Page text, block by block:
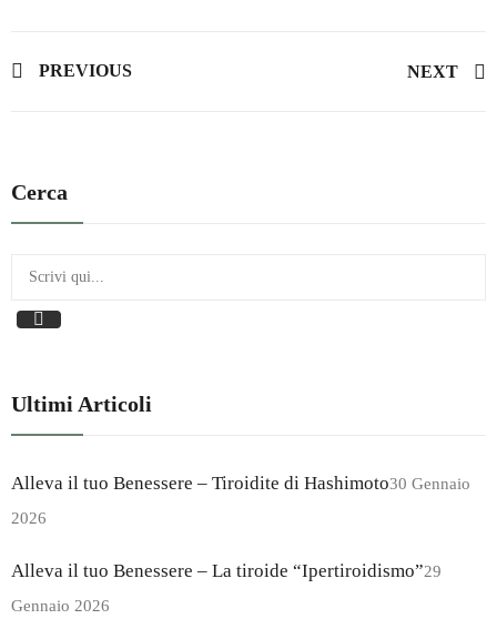
PREVIOUS NEXT
Cerca
Ultimi Articoli
Alleva il tuo Benessere – Tiroidite di Hashimoto30 Gennaio
2026
Alleva il tuo Benessere – La tiroide “Ipertiroidismo”29
Gennaio 2026